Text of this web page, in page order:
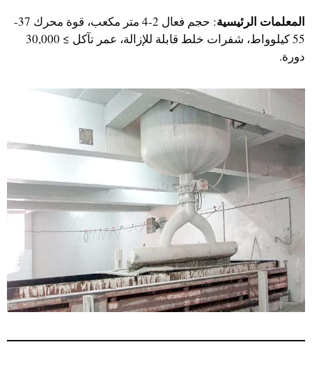
المعلمات الرئيسية
: حجم فعال 2-4 متر مكعب، قوة محرك 37-
55 كيلوواط، شفرات خلط قابلة للإزالة، عمر تآكل ≥ 30,000
دورة.